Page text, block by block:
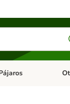
de categoria